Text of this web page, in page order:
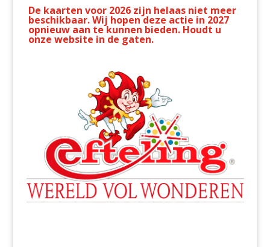
De kaarten voor 2026 zijn helaas niet meer
beschikbaar. Wij hopen deze actie in 2027
opnieuw aan te kunnen bieden. Houdt u
onze website in de gaten.